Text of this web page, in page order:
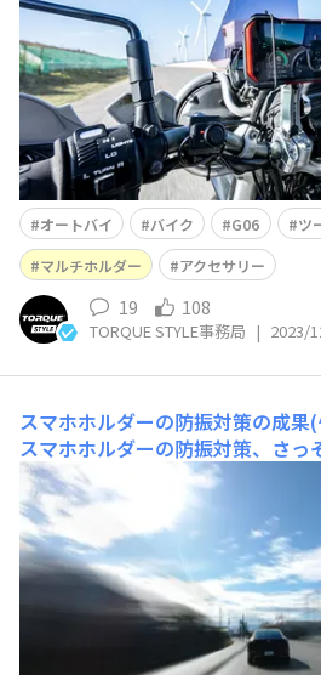
に、様々な分野での執筆・編集
今回のツーリングで使用した
オートバイ バイク G06 ツ
マルチホルダー
アクセサリー
19 108
TORQUE STYLE事務局 | 2023/
スマホホルダーの防振対策の成
スマホホルダーの防振対策、さっ
ながら半信半疑でしたが、すっげ
／ 装着したスマホは軽く手で触っ
て頼りない感じなのですが、アイ
ル震えていたのがまったくなくな
ギャップを踏